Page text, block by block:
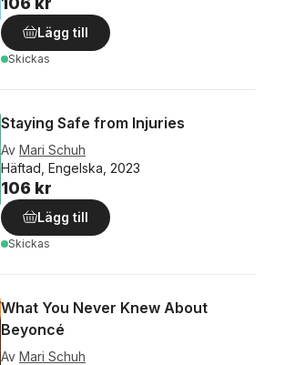
Lägg till
Skickas
Staying Safe from Injuries
Av Mari Schuh
Häftad, Engelska, 2023
106 kr
Lägg till
Skickas
What You Never Knew About
Beyoncé
Av Mari Schuh